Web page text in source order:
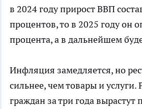
в 2024 году прирост ВВП
процентов, то в 2025 году он
процента, а в дальнейшем
Инфляция замедляется, но
сильнее, чем товары и
граждан за три года вырастут